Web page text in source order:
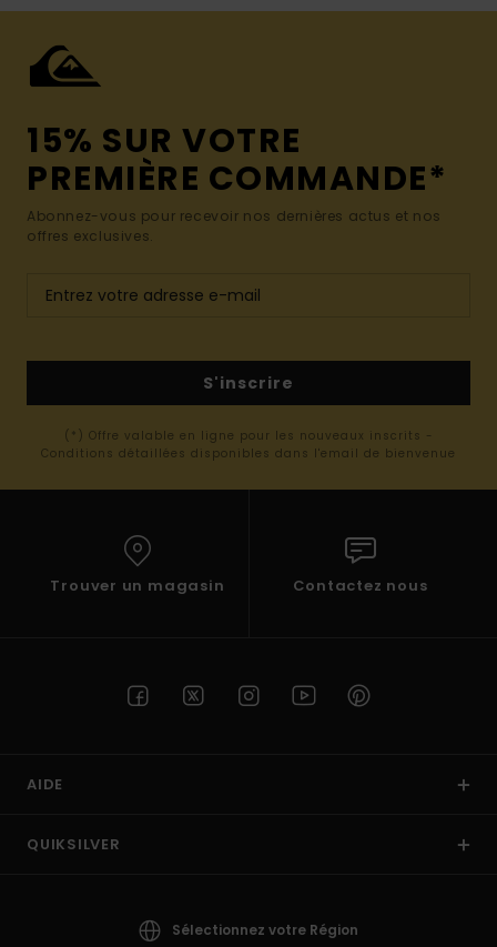
15% SUR VOTRE
PREMIÈRE COMMANDE*
Abonnez-vous pour recevoir nos dernières actus et nos
offres exclusives.
S'inscrire
(*) Offre valable en ligne pour les nouveaux inscrits -
Conditions détaillées disponibles dans l'email de bienvenue
Trouver un magasin Contactez nous
AIDE
QUIKSILVER
Sélectionnez votre Région